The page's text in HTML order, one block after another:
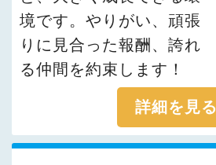
境です。やりがい、頑張
りに見合った報酬、誇れ
る仲間を約束します！
詳細を見る